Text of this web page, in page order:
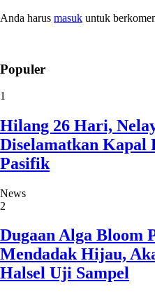
Anda harus masuk untuk
Populer
1
Hilang 26 Hari,
Diselamatkan Kapal
Pasifik
News
2
Dugaan Alga Bloom
Mendadak Hijau,
Halsel Uji Sampel